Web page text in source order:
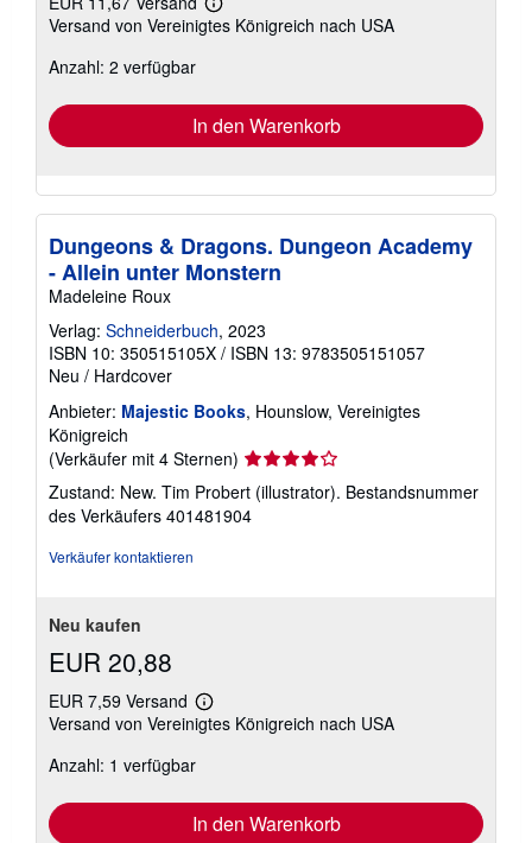
Weitere
Informationen
Versand von Vereinigtes Königreich nach USA
Anzahl: 2 verfügbar
In den Warenkorb
Dungeons & Dragons. Dungeon Academy
- Allein unter Monstern
Madeleine Roux
Verlag: Schneiderbuch, 2023
ISBN 10: 350515105X / ISBN 13: 9783505151057
Neu / Hardcover
Anbieter: Majestic Books, Hounslow, Vereinigtes
Königreich
(Verkäufer mit 4 Sternen) Verkäuferbewertung
4
von
5
Zustand: New. Tim Probert (illustrator). Bestandsnummer
des Verkäufers 401481904
Verkäufer kontaktieren
Neu kaufen
EUR 20,88
EUR 7,59 Versand
Weitere
Informationen
Versand von Vereinigtes Königreich nach USA
Anzahl: 1 verfügbar
In den Warenkorb